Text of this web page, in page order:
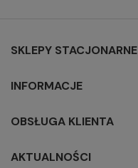
SKLEPY STACJONARNE
INFORMACJE
OBSŁUGA KLIENTA
AKTUALNOŚCI